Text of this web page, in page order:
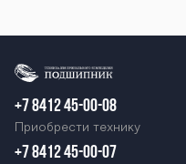
+7 8412 45-00-08
Приобрести технику
+7 8412 45-00-07